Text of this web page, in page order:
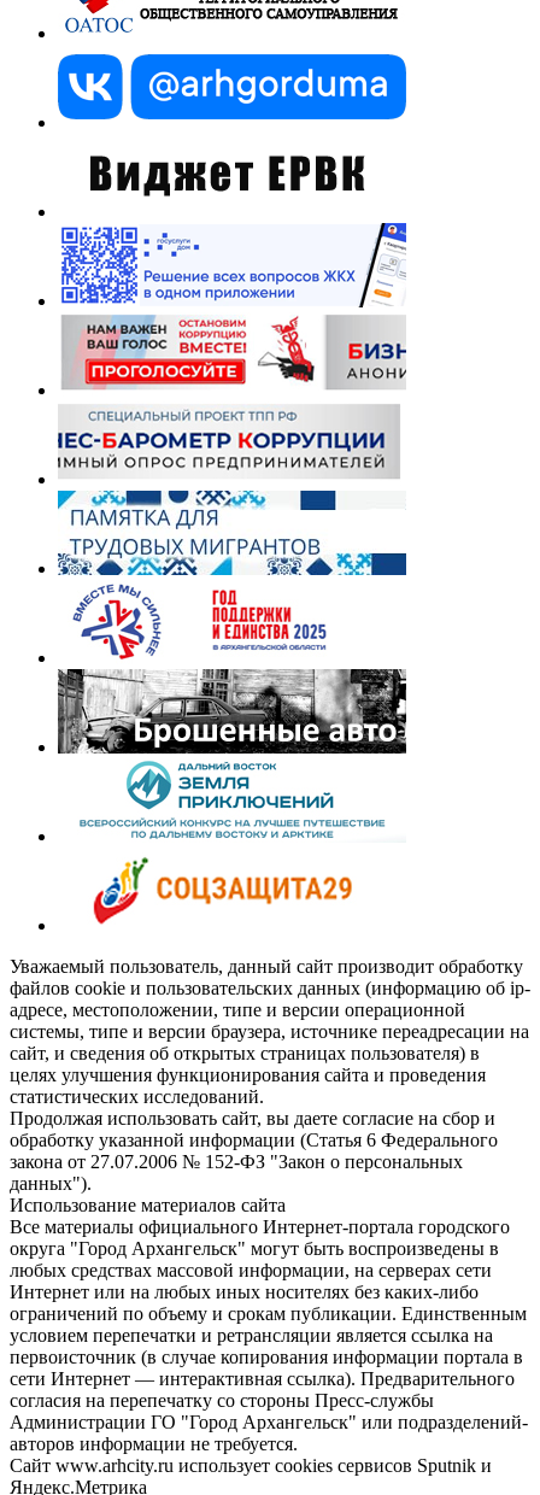
Уважаемый пользователь, данный сайт производит обработку
файлов cookie и пользовательских данных (информацию об ip-
адресе, местоположении, типе и версии операционной
системы, типе и версии браузера, источнике переадресации на
сайт, и сведения об открытых страницах пользователя) в
целях улучшения функционирования сайта и проведения
статистических исследований.
Продолжая использовать сайт, вы даете согласие на сбор и
обработку указанной информации (Статья 6 Федерального
закона от 27.07.2006 № 152-ФЗ "Закон о персональных
данных").
Использование материалов сайта
Все материалы официального Интернет-портала городского
округа "Город Архангельск" могут быть воспроизведены в
любых средствах массовой информации, на серверах сети
Интернет или на любых иных носителях без каких-либо
ограничений по объему и срокам публикации. Единственным
условием перепечатки и ретрансляции является ссылка на
первоисточник (в случае копирования информации портала в
сети Интернет — интерактивная ссылка). Предварительного
согласия на перепечатку со стороны Пресс-службы
Администрации ГО "Город Архангельск" или подразделений-
авторов информации не требуется.
Сайт www.arhcity.ru использует cookies сервисов Sputnik и
Яндекс.Метрика